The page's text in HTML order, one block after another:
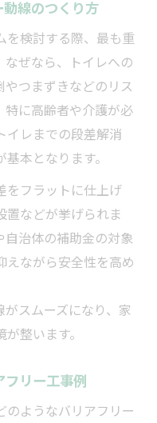
線のつくり方
を検討する際、最も重
ぜなら、トイレへの
つまずきなどのリス
特に高齢者や介護が必
イレまでの段差解消
本となります。
をフラットに仕上げ
置などが挙げられま
自治体の補助金の対象
えながら安全性を高め
スムーズになり、家
整います。
フリー工事例
のようなバリアフリー